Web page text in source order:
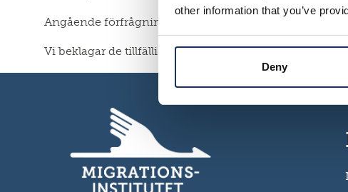
other information that you’ve
Deny
Angående förfrågningar som berör bildarkivet, kan
Vi beklagar de tillfälliga besvär som förnyelsen av